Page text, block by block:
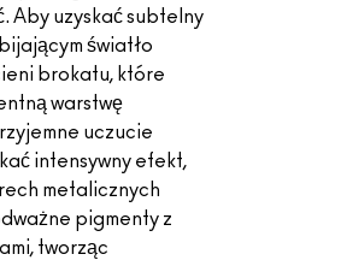
Aby uzyskać subtelny
światło
brokatu, które
warstwę
uczucie
intensywny efekt,
metalicznych
pigmenty z
tworząc